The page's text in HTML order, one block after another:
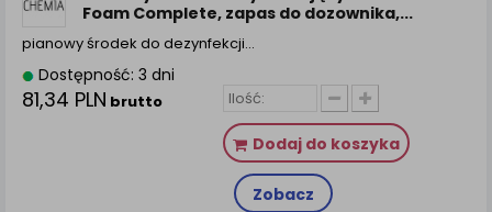
Foam Complete, zapas do dozownika,...
pianowy środek do dezynfekcji…
Dostępność: 3 dni
81,34 PLN brutto
Dodaj do koszyka
Zobacz